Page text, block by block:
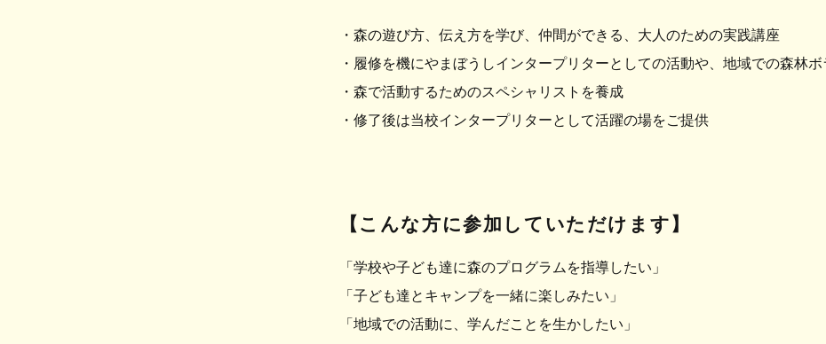
・森の遊び方、伝え方を学び、仲間ができる、大人のための実践講座
・履修を機にやまぼうしインタープリターとしての活動や、地域での森林
・森で活動するためのスペシャリストを養成
・修了後は当校インタープリターとして活躍の場をご提供
【こんな方に参加していただけます】
「学校や子ども達に森のプログラムを指導したい」
「子ども達とキャンプを一緒に楽しみ​​たい」
「地域での活動に、学んだことを生かしたい」